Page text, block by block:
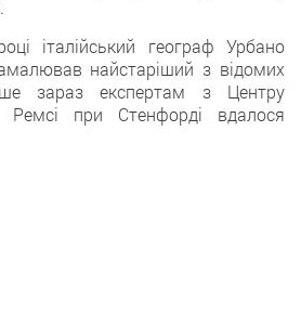
італійський географ Урбано
найстаріший з відомих
зараз експертам з Центру
Ремсі при Стенфорді вдалося